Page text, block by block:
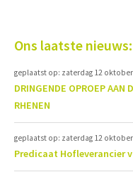
Ons laatste nieuws:
geplaatst op: zaterdag 12
DRINGENDE OPROEP AAN
RHENEN
geplaatst op: zaterdag 12
Predicaat Hofleverancier